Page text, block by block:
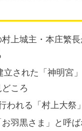
上城主・本庄繁
立された「神明宮
ころ
われる「村上大祭
羽黒さま」と呼